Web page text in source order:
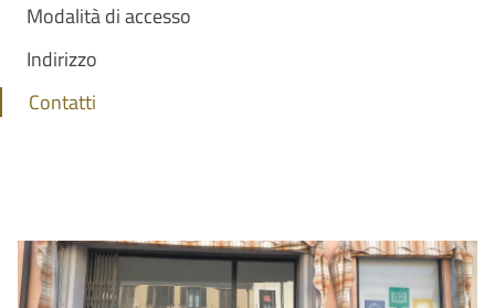
Modalità di accesso
Indirizzo
Contatti